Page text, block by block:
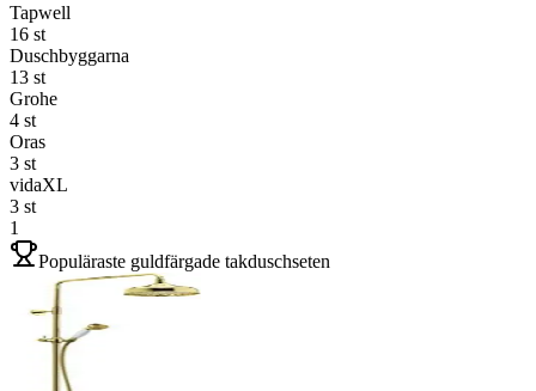
Tapwell
16 st
Duschbyggarna
13 st
Grohe
4 st
Oras
3 st
vidaXL
3 st
1
Populäraste guldfärgade takduschseten